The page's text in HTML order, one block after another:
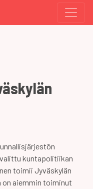
kuntapolitiikan
toimii Jyväskylän
on aiemmin toiminut